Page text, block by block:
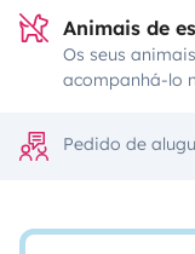
Animais de
Os seus
acompanhá-lo
Pedido de